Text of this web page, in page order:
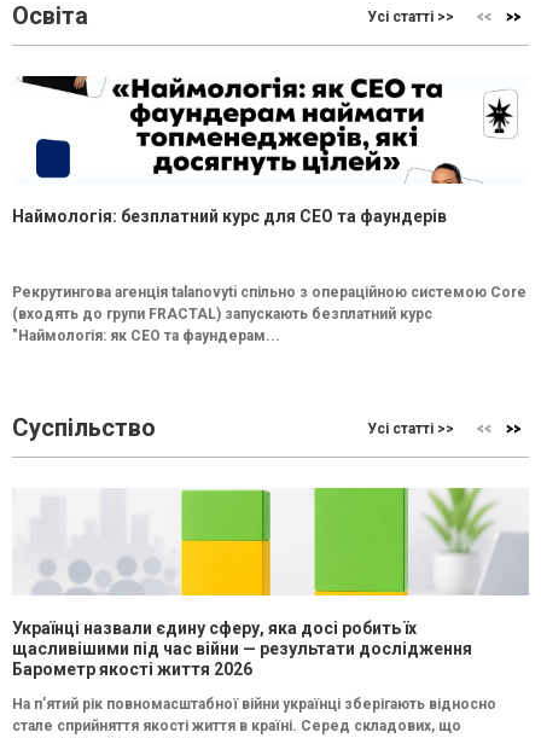
Освіта Усі статті >>
Наймологія: безплатний курс для CEO та фаундерів
Рекрутингова агенція talanovyti спільно з операційною системою Core
(входять до групи FRACTAL) запускають безплатний курс
"Наймологія: як СEO та фаундерам...
Суспільство Усі статті >>
Українці назвали єдину сферу, яка досі робить їх
щасливішими під час війни — результати дослідження
Барометр якості життя 2026
На п’ятий рік повномасштабної війни українці зберігають відносно
стале сприйняття якості життя в країні. Серед складових, що